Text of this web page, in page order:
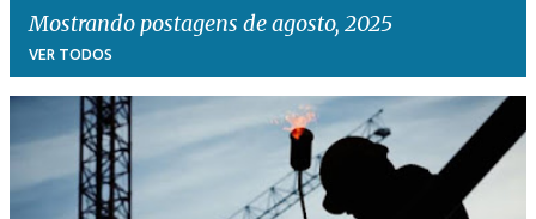
Mostrando postagens de agosto, 2025
VER TODOS
P